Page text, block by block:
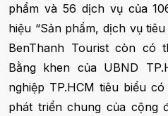
phẩm và 56 dịch vụ của
hiệu “Sản phẩm, dịch vụ
BenThanh Tourist còn
Bằng khen của UBND
nghiệp TP.HCM tiêu biểu
phát triển chung của cộng